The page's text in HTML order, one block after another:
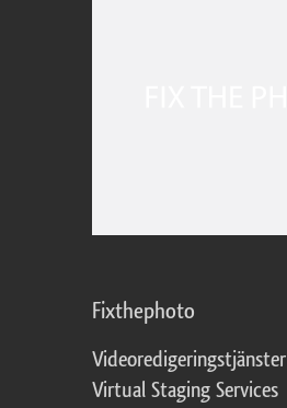
Fixthephoto
Videoredigeringstjänster
Virtual Staging Services